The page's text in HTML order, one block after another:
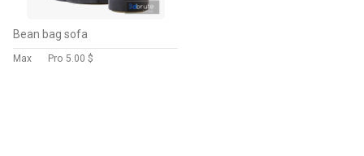
Bean bag sofa
Max Pro 5.00 $